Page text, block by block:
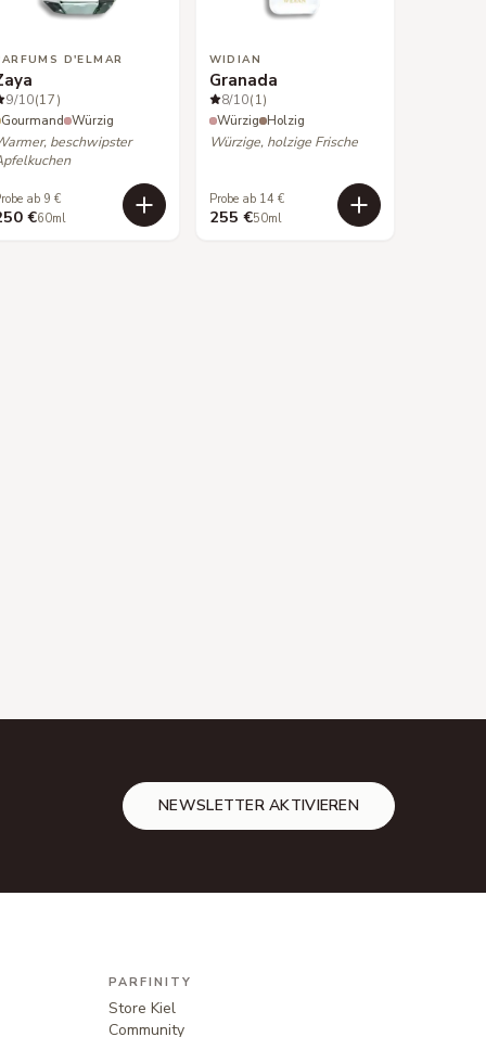
D'ELMAR
9/10(17)
Gourmand Würzig
beschwipster
ab 9 €
€60ml
WIDIAN
Granada
8/10(1)
Würzig Holzig
Würzige, holzige Frische
Probe ab 14 €
255 €50ml
NEWSLETTER AKTIVIEREN
PARFINITY
Store Kiel
Community